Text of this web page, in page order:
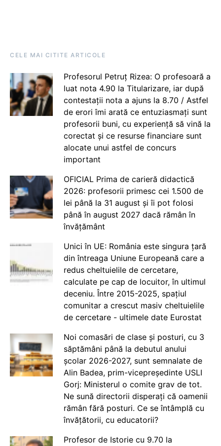
CELE MAI CITITE ARTICOLE
Profesorul Petruț Rizea: O profesoară a
luat nota 4.90 la Titularizare, iar după
contestații nota a ajuns la 8.70 / Astfel
de erori îmi arată ce entuziasmați sunt
profesorii buni, cu experiență să vină la
corectat și ce resurse financiare sunt
alocate unui astfel de concurs
important
OFICIAL Prima de carieră didactică
2026: profesorii primesc cei 1.500 de
lei până la 31 august și îi pot folosi
până în august 2027 dacă rămân în
învățământ
Unici în UE: România este singura țară
din întreaga Uniune Europeană care a
redus cheltuielile de cercetare,
calculate pe cap de locuitor, în ultimul
deceniu. Între 2015-2025, spațiul
comunitar a crescut masiv cheltuielile
de cercetare - ultimele date Eurostat
Noi comasări de clase și posturi, cu 3
săptămâni până la debutul anului
școlar 2026-2027, sunt semnalate de
Alin Badea, prim-vicepreședinte USLI
Gorj: Ministerul o comite grav de tot.
Ne sună directorii disperați că oamenii
rămân fără posturi. Ce se întâmplă cu
învățătorii, cu educatorii?
Profesor de Istorie cu 9.70 la